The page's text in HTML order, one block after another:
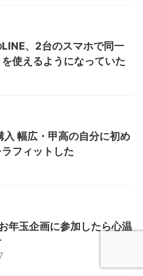
、2台のスマホで同一
使えるようになっていた
入 幅広・甲高の自分に初め
フィットした
年玉企画に参加したら心温